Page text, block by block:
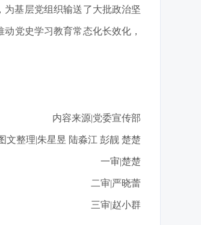
基层党组织输送了大批政治坚
党史学习教育常态化长效化，
内容来源|党委宣传部
文整理|朱星昱 陆淼江 彭靓 楚楚
一审|楚楚
二审|严晓蕾
三审|赵小群